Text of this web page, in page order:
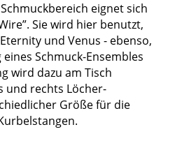
eignet sich
Sie wird hier benutzt,
und Venus - ebenso,
Schmuck-Ensembles
wird dazu am Tisch
und rechts Löcher-
Größe für die